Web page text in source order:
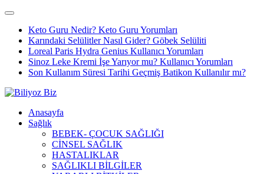
Keto Guru Nedir? Keto Guru Yorumları
Karındaki Selülitler Nasıl Gider? Göbek Selüliti
Loreal Paris Hydra Genius Kullanıcı Yorumları
Sinoz Leke Kremi İşe Yarıyor mu? Kullanıcı Yorumları
Son Kullanım Süresi Tarihi Geçmiş Batikon Kullanılır mı?
Anasayfa
Sağlık
BEBEK- ÇOCUK SAĞLIĞI
CİNSEL SAĞLIK
HASTALIKLAR
SAĞLIKLI BİLGİLER